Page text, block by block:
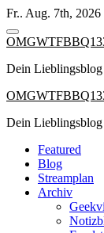
Zum
Inhalt
springen
Fr.. Aug. 7th, 2026
Dein Lieblingsblog
Dein Lieblingsblog
Featured
Blog
Streamplan
Archiv